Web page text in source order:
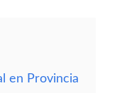
en Provincia